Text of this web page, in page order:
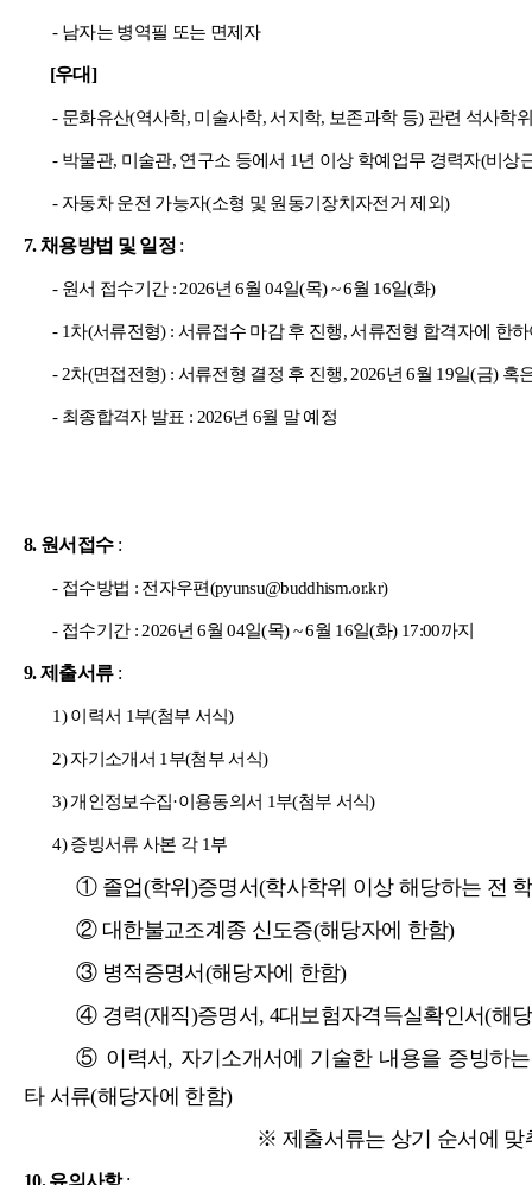
- 남자는 병역필 또는 면제자
[우대]
- 문화유산(역사학, 미술사학,서지학, 보존과학 등) 관련 석사학
- 박물관, 미술관, 연구소 등에서 1년 이상 학예업무 경력자(비상
- 자동차 운전 가능자(소형 및 원동기장치자전거 제외)
7.채용방법 및 일정 :
- 원서 접수기간 : 2026년6월04일(목) ~ 6월 16일(화)
- 1차(서류전형) : 서류접수 마감 후 진행,서류전형 합격자에 한
- 2차(면접전형) : 서류전형 결정 후 진행, 2026년6월 19일(금) 혹
- 최종합격자 발표 : 2026년 6월 말 예정
8. 원서접수 :
- 접수방법 : 전자우편(pyunsu@buddhism.or.kr)
- 접수기간 : 2026년6월04일(목) ~ 6월 16일(화) 17:00까지
9.제출서류 :
1)이력서 1부(첨부 서식)
2)자기소개서 1 부(첨부 서식)
3)개인정보수집·이용동의서 1부(첨부 서식)
4)증빙서류 사본 각 1부
① 졸업(학위 )증명서(학사학위 이상 해당하는 전
② 대한불교조계종 신도증(해당자에 한함)
③ 병적증명서 (해당자에 한함)
④ 경력(재직)증명서 , 4대보험자격득실확인서(해
⑤ 이력서 , 자기소개서에 기술한 내용을 증빙하
타 서류(해당자에 한함)
※ 제출서류는 상기 순서에
10. 유의사항 :